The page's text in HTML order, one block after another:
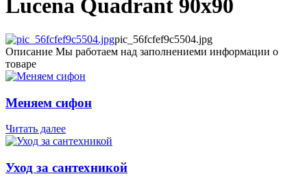
Lucena Quadrant 90х90
pic_56fcfef9c5504.jpg
Описание Мы работаем над заполнениеми информации о
товаре
Меняем сифон
Читать далее
Уход за сантехникой